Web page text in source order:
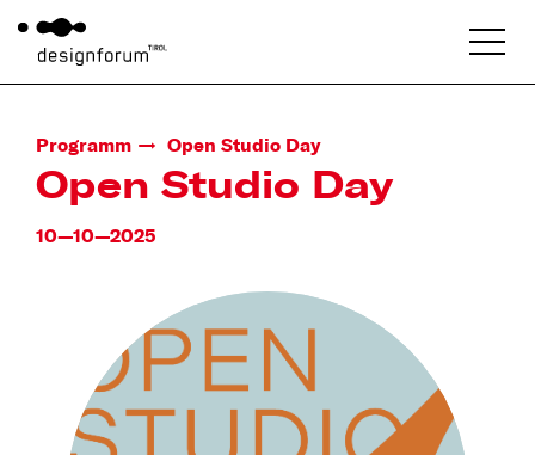
Programm Open Studio Day
Open Studio Day
10—10—2025